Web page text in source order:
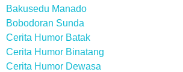
Bakusedu Manado
Bobodoran Sunda
Cerita Humor Batak
Cerita Humor Binatang
Cerita Humor Dewasa